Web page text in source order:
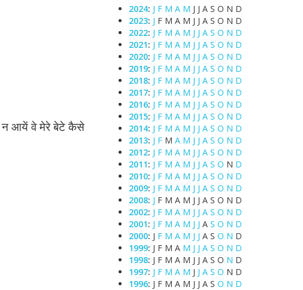
न आयें वे मेरे बेटे कैसे
2024: J F M A M J J A S O N D
2023: J F M A M J J A S O N D
2022: J F M A M J J A S O N D
2021: J F M A M J J A S O N D
2020: J F M A M J J A S O N D
2019: J F M A M J J A S O N D
2018: J F M A M J J A S O N D
2017: J F M A M J J A S O N D
2016: J F M A M J J A S O N D
2015: J F M A M J J A S O N D
2014: J F M A M J J A S O N D
2013: J F M A M J J A S O N D
2012: J F M A M J J A S O N D
2011: J F M A M J J A S O N D
2010: J F M A M J J A S O N D
2009: J F M A M J J A S O N D
2008: J F M A M J J A S O N D
2002: J F M A M J J A S O N D
2001: J F M A M J J A S O N D
2000: J F M A M J J A S O N D
1999: J F M A M J J A S O N D
1998: J F M A M J J A S O N D
1997: J F M A M J J A S O N D
1996: J F M A M J J A S O N D